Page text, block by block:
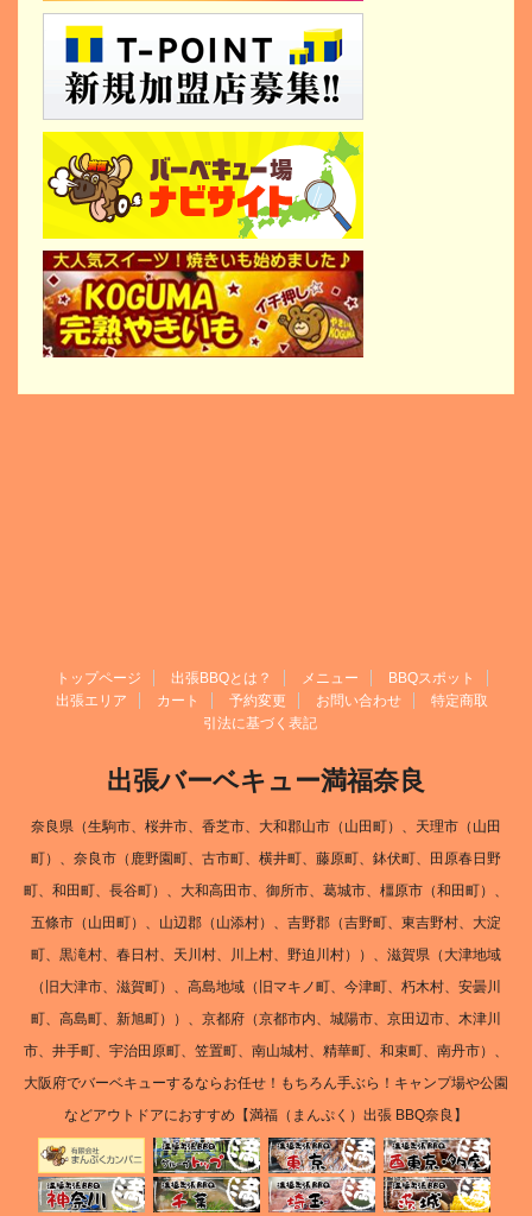
トップページ 出張BBQとは？ メニュー
BBQスポット
出張エリア
カート 予約変更 お問い合わせ
特定商取
引法に基づく表記
出張バーベキュー満福奈良
奈良県（生駒市、桜井市、香芝市、大和郡山市（山田町）、天理市（山田
町）、奈良市（鹿野園町、古市町、横井町、藤原町、鉢伏町、田原春日野
町、和田町、長谷町）、大和高田市、御所市、葛城市、橿原市（和田町）、
五條市（山田町）、山辺郡（山添村）、吉野郡（吉野町、東吉野村、大淀
町、黒滝村、春日村、天川村、川上村、野迫川村））、滋賀県（大津地域
（旧大津市、滋賀町）、高島地域（旧マキノ町、今津町、朽木村、安曇川
町、高島町、新旭町））、京都府（京都市内、城陽市、京田辺市、木津川
市、井手町、宇治田原町、笠置町、南山城村、精華町、和束町、南丹市）、
大阪府でバーベキューするならお任せ！もちろん手ぶら！キャンプ場や公園
などアウトドアにおすすめ【満福（まんぷく）出張 BBQ奈良】